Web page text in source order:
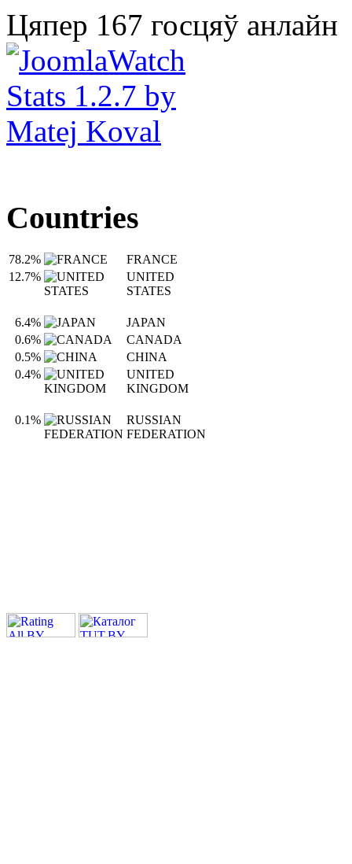
Цяпер 167 госцяў анлайн
Countries
78.2%
FRANCE
12.7%
UNITED
STATES
6.4%
JAPAN
0.6%
CANADA
0.5%
CHINA
0.4%
UNITED
KINGDOM
0.1%
RUSSIAN
FEDERATION